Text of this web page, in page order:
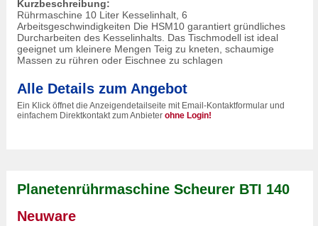
Kurzbeschreibung:
Rührmaschine 10 Liter Kesselinhalt, 6
Arbeitsgeschwindigkeiten Die HSM10 garantiert gründliches
Durcharbeiten des Kesselinhalts. Das Tischmodell ist ideal
geeignet um kleinere Mengen Teig zu kneten, schaumige
Massen zu rühren oder Eischnee zu schlagen
Alle Details zum Angebot
Ein Klick öffnet die Anzeigendetailseite mit Email-Kontaktformular und
einfachem Direktkontakt zum Anbieter ohne Login!
Planetenrührmaschine Scheurer BTI 140
Neuware